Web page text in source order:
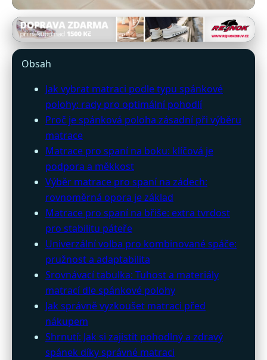
povleceni-matrace.cz
Spaní
25. 6. 2026· 10 min čtení · Autor: Veronika Černá
Obsah
Jak vybrat matraci podle typu spánkové
polohy: rady pro optimální pohodlí
Proč je spánková poloha zásadní při výběru
matrace
Matrace pro spaní na boku: klíčová je
podpora a měkkost
Výběr matrace pro spaní na zádech:
rovnoměrná opora je základ
Matrace pro spaní na břiše: extra tvrdost
pro stabilitu páteře
Univerzální volba pro kombinované spáče:
pružnost a adaptabilita
Srovnávací tabulka: Tuhost a materiály
matrací dle spánkové polohy
Jak správně vyzkoušet matraci před
nákupem
Shrnutí: Jak si zajistit pohodlný a zdravý
spánek díky správné matraci